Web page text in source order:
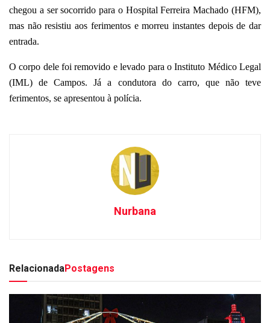
chegou a ser socorrido para o Hospital Ferreira Machado (HFM),
mas não resistiu aos ferimentos e morreu instantes depois de dar
entrada.
O corpo dele foi removido e levado para o Instituto Médico Legal
(IML) de Campos. Já a condutora do carro, que não teve
ferimentos, se apresentou à polícia.
Nurbana
RelacionadaPostagens